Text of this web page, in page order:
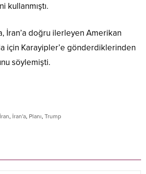
kullanmıştı.
İran’a doğru ilerleyen Amerikan
için Karayipler’e gönderdiklerinden
söylemişti.
İran, İran'a, Planı, Trump